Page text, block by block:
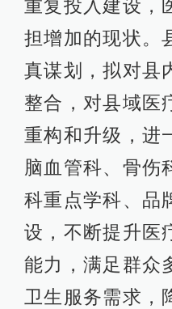
重复投入建设，
担增加的现状。
真谋划，拟对县
整合，对县域医
重构和升级，进
脑血管科、骨伤
科重点学科、品
设，不断提升医
能力，满足群众
卫生服务需求，